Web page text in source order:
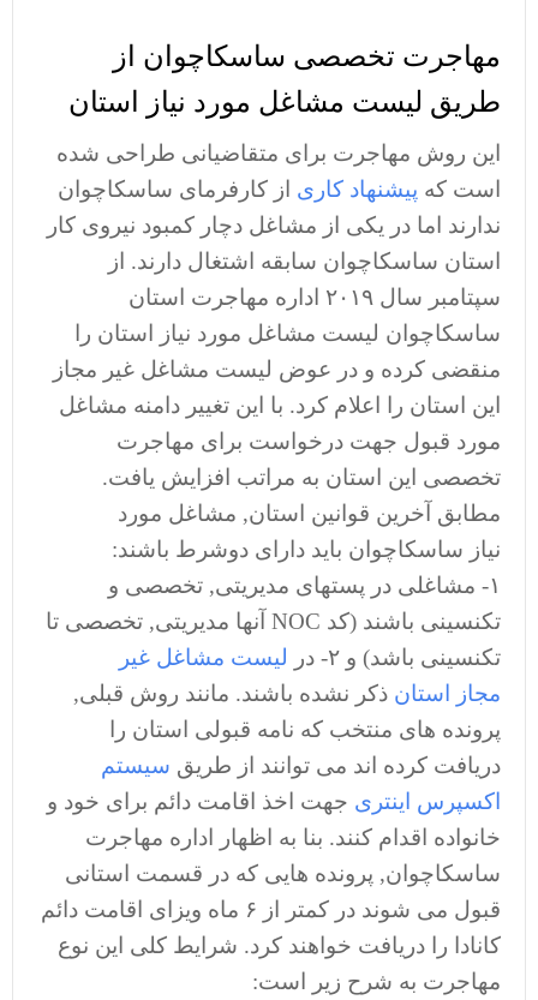
مهاجرت تخصصی ساسکاچوان از
طریق لیست مشاغل مورد نیاز استان
این روش مهاجرت برای متقاضیانی طراحی شده
است که پیشنهاد کاری از کارفرمای ساسکاچوان
ندارند اما در یکی از مشاغل دچار کمبود نیروی کار
استان ساسکاچوان سابقه اشتغال دارند. از
سپتامبر سال ۲۰۱۹ اداره مهاجرت استان
ساسکاچوان لیست مشاغل مورد نیاز استان را
منقضی کرده و در عوض لیست مشاغل غیر مجاز
این استان را اعلام کرد. با این تغییر دامنه مشاغل
مورد قبول جهت درخواست برای مهاجرت
تخصصی این استان به مراتب افزایش یافت.
مطابق آخرین قوانین استان, مشاغل مورد
نیاز ساسکاچوان باید دارای دوشرط باشند:
۱- مشاغلی در پستهای مدیریتی, تخصصی و
تکنسینی باشند (کد NOC آنها مدیریتی, تخصصی تا
تکنسینی باشد) و ۲- در
لیست مشاغل غیر
مجاز استان ذکر نشده باشند. مانند روش قبلی,
پرونده های منتخب که نامه قبولی استان را
دریافت کرده اند می توانند از طریق سیستم
اکسپرس اینتری جهت اخذ اقامت دائم برای خود و
خانواده اقدام کنند. بنا به اظهار اداره مهاجرت
ساسکاچوان, پرونده هایی که در قسمت استانی
قبول می شوند در کمتر از ۶ ماه ویزای اقامت دائم
کانادا را دریافت خواهند کرد. شرایط کلی این نوع
مهاجرت به شرح زیر است: